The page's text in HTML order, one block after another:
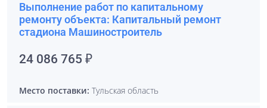
Выполнение работ по капитальному
ремонту объекта: Капитальный ремонт
стадиона Машиностроитель
24 086 765 ₽
Место поставки: Тульская область